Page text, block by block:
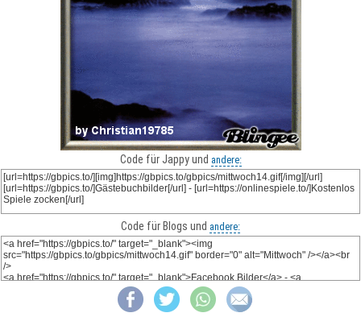
Code für Jappy und andere:
Code für Blogs und andere: